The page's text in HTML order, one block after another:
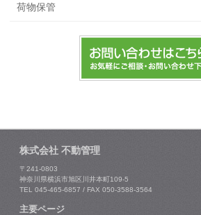
荷物保管
株式会社 不動管理
〒241-0803
神奈川県横浜市旭区川井本町109-5
TEL 045-465-6857 / FAX 050-3588-3564
主要ページ